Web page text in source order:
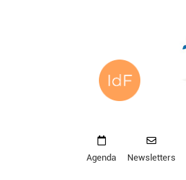
Agenda Newsletters